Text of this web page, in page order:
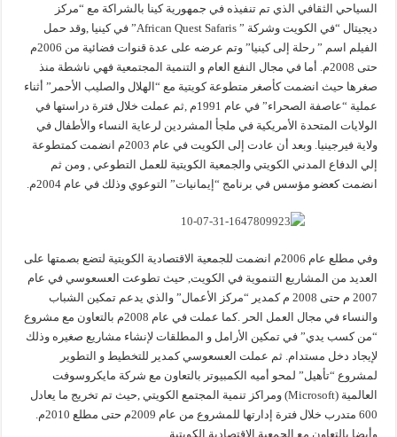
السياحي الثقافي الذي تم تنفيذه في جمهورية كينا بالشراكة مع “مركز
ديجيتال “في الكويت وشركة ” African Quest Safaris” في كينيا ,وقد حمل
الفيلم اسم ” رحلة إلى كينيا” وتم عرضه على عدة قنوات فضائية من 2006م
حتى 2008م. أما في مجال النفع العام و التنمية المجتمعية فهي ناشطة منذ
صغرها حيث انضمت كأصغر متطوعة كويتية مع “الهلال والصليب الأحمر” أثناء
عملية “عاصفة الصحراء” في عام 1991م ,ثم عملت خلال فترة دراستها في
الولايات المتحدة الأمريكية في ملجأ المشردين لرعاية النساء والأطفال في
ولاية فيرجينيا. وبعد أن عادت إلى الكويت في عام 2003م انضمت كمتطوعة
إلي الدفاع المدني الكويتي والجمعية الكويتية للعمل التطوعي , ومن ثم
انضمت كعضو مؤسس في برنامج “إيمانيات” التوعوي وذلك في عام 2004م.
وفي مطلع عام 2006م انضمت للجمعية الاقتصادية الكويتية لتضع بصمتها على
العديد من المشاريع التنموية في الكويت, حيث تطوعت العسعوسي في عام
2007 م حتى 2008 م كمدير “مركز الأعمال” والذي يدعم تمكين الشباب
والنساء في مجال العمل الحر .كما عملت في عام 2008م بالتعاون مع مشروع
“من كسب يدي” في تمكين الأرامل و المطلقات لإنشاء مشاريع صغيره وذلك
لإيجاد دخل مستدام. ثم عملت العسعوسي كمدير للتخطيط و التطوير
لمشروع “تأهيل” لمحو أميه الكمبيوتر بالتعاون مع شركة مايكروسوفت
العالمية (Microsoft) ومراكز تنمية المجتمع الكويتي ,حيث تم تخريج ما يعادل
600 متدرب خلال فترة إدارتها للمشروع من عام 2009م حتى مطلع 2010م.
وأيضا بالتعاون مع الجمعية الاقتصادية الكويتية.